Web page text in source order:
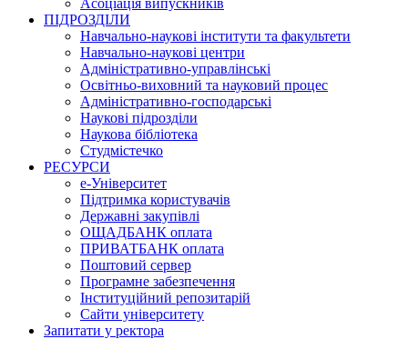
ПІДРОЗДІЛИ
Навчально-наукові інститути та факультети
Навчально-наукові центри
Адміністративно-управлінські
Освітньо-виховний та науковий процес
Адміністративно-господарські
Наукові підрозділи
Наукова бібліотека
Студмістечко
РЕСУРСИ
е-Університет
Підтримка користувачів
Державні закупівлі
ОЩАДБАНК оплата
ПРИВАТБАНК оплата
Поштовий сервер
Програмне забезпечення
Інституційний репозитарій
Сайти університету
Запитати у ректора